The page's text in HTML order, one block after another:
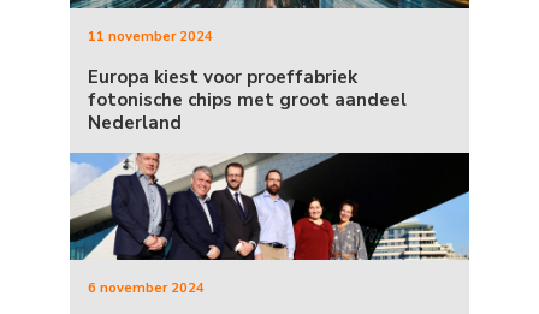
11 november 2024
Europa kiest voor proeffabriek
fotonische chips met groot aandeel
Nederland
6 november 2024